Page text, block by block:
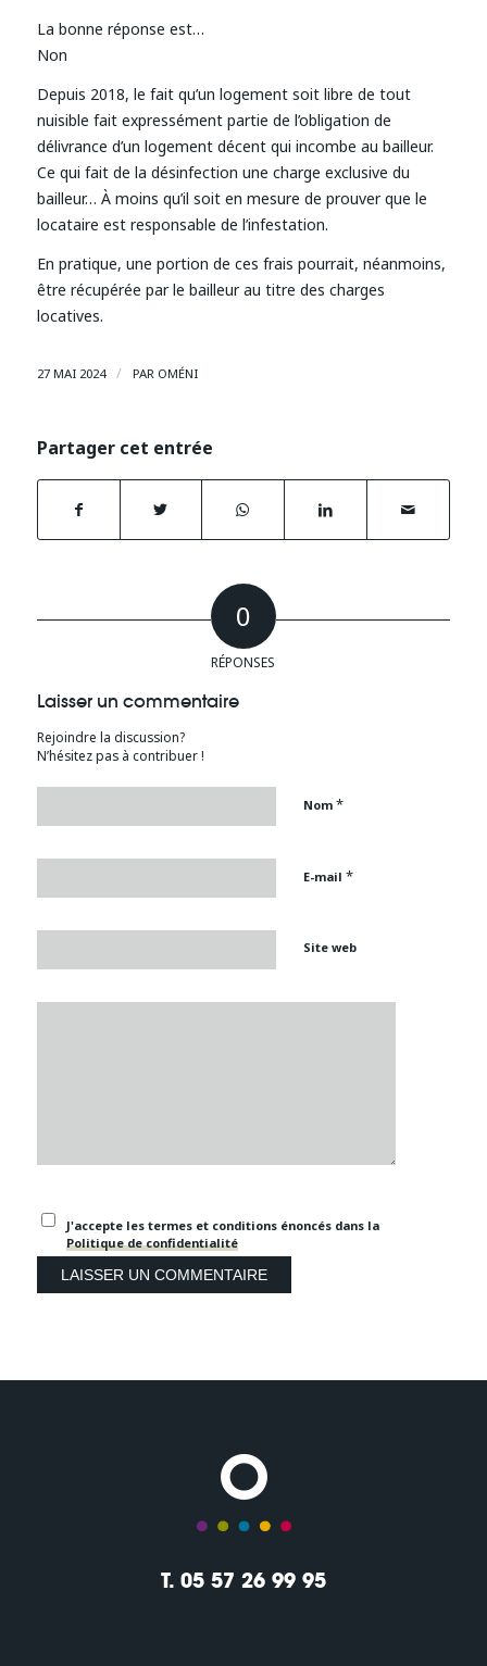
La bonne réponse est…
Non
Depuis 2018, le fait qu’un logement soit libre de tout
nuisible fait expressément partie de l’obligation de
délivrance d’un logement décent qui incombe au bailleur.
Ce qui fait de la désinfection une charge exclusive du
bailleur… À moins qu’il soit en mesure de prouver que le
locataire est responsable de l’infestation.
En pratique, une portion de ces frais pourrait, néanmoins,
être récupérée par le bailleur au titre des charges
locatives.
27 MAI 2024 / PAR OMÉNI
Partager cet entrée
0
RÉPONSES
Laisser un commentaire
Rejoindre la discussion?
N’hésitez pas à contribuer !
Nom *
E-mail *
Site web
J'accepte les termes et conditions énoncés dans la
Politique de confidentialité
T. 05 57 26 99 95